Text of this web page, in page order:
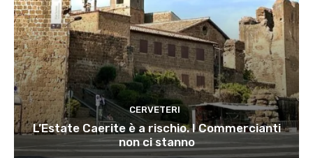
CERVETERI
L’Estate Caerite è a rischio. I Commercianti
non ci stanno